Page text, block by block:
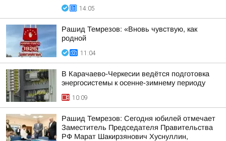
14:05
Рашид Темрезов: «Вновь чувствую, как
родной
11:04
В Карачаево-Черкесии ведётся подготовка
энергосистемы к осенне-зимнему периоду
10:09
Рашид Темрезов: Сегодня юбилей отмечает
Заместитель Председателя Правительства
РФ Марат Шакирзянович Хуснуллин,